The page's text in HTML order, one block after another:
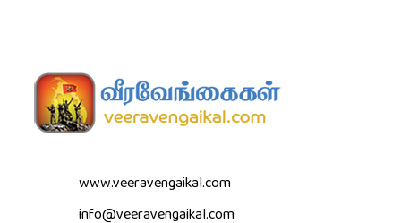
www.veeravengaikal.com
info@veeravengaikal.com